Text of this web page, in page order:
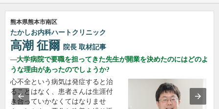
熊本県熊本市南区
たかしお内科ハートクリニック
高潮 征爾 院長 取材記事
大学病院で要職を担ってきた先生が開業を決めたのにはどのよ
うな理由があったのでしょうか?
心不全という病気は発症すると治
ることはなく、患者さんは生涯付
き合っていかなくてはなりませ